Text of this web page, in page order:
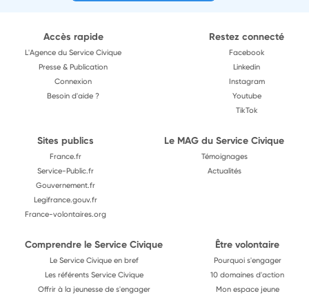
Accès rapide
L'Agence du Service Civique
Presse & Publication
Connexion
Besoin d'aide ?
Restez connecté
Facebook
Linkedin
Instagram
Youtube
TikTok
Sites publics
France.fr
Service-Public.fr
Gouvernement.fr
Legifrance.gouv.fr
France-volontaires.org
Le MAG du Service Civique
Témoignages
Actualités
Comprendre le Service Civique
Le Service Civique en bref
Les référents Service Civique
Offrir à la jeunesse de s'engager
Être volontaire
Pourquoi s'engager
10 domaines d'action
Mon espace jeune